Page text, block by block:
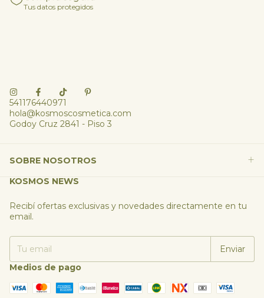
Tus datos protegidos
541176440971
hola@kosmoscosmetica.com
Godoy Cruz 2841 - Piso 3
SOBRE NOSOTROS
KOSMOS NEWS
Recibí ofertas exclusivas y novedades directamente en tu
email.
Medios de pago